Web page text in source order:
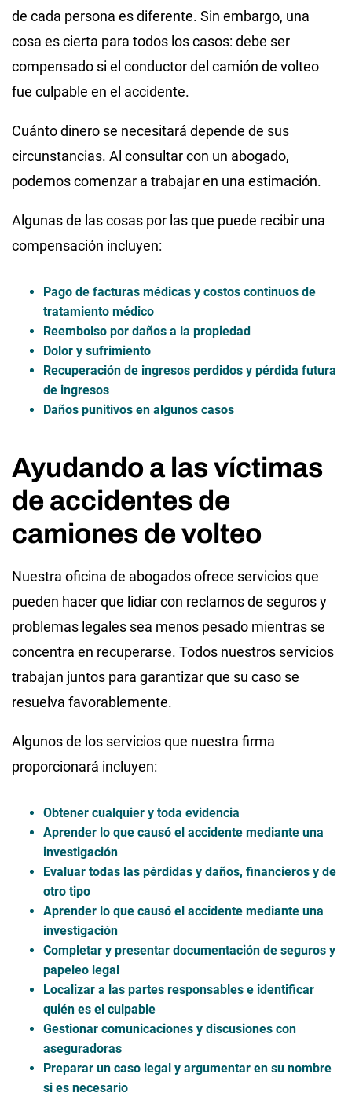
de cada persona es diferente. Sin embargo, una
cosa es cierta para todos los casos: debe ser
compensado si el conductor del camión de volteo
fue culpable en el accidente.
Cuánto dinero se necesitará depende de sus
circunstancias. Al consultar con un abogado,
podemos comenzar a trabajar en una estimación.
Algunas de las cosas por las que puede recibir una
compensación incluyen:
Pago de facturas médicas y costos continuos de
tratamiento médico
Reembolso por daños a la propiedad
Dolor y sufrimiento
Recuperación de ingresos perdidos y pérdida futura
de ingresos
Daños punitivos en algunos casos
Ayudando a las víctimas
de accidentes de
camiones de volteo
Nuestra oficina de abogados ofrece servicios que
pueden hacer que lidiar con reclamos de seguros y
problemas legales sea menos pesado mientras se
concentra en recuperarse. Todos nuestros servicios
trabajan juntos para garantizar que su caso se
resuelva favorablemente.
Algunos de los servicios que nuestra firma
proporcionará incluyen:
Obtener cualquier y toda evidencia
Aprender lo que causó el accidente mediante una
investigación
Evaluar todas las pérdidas y daños, financieros y de
otro tipo
Aprender lo que causó el accidente mediante una
investigación
Completar y presentar documentación de seguros y
papeleo legal
Localizar a las partes responsables e identificar
quién es el culpable
Gestionar comunicaciones y discusiones con
aseguradoras
Preparar un caso legal y argumentar en su nombre
si es necesario